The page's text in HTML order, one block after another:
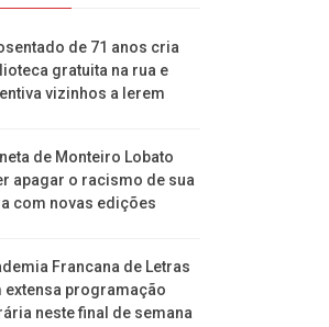
de 71 anos cria
gratuita na rua e
vizinhos a lerem
de Monteiro Lobato
apagar o racismo de sua
com novas edições
Francana de Letras
extensa programação
neste final de semana